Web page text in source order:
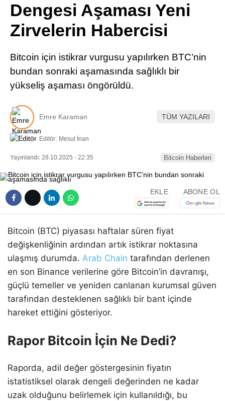
Telegram
Dengesi Aşaması Yeni
Zirvelerin Habercisi
Bitcoin için istikrar vurgusu yapılırken BTC’nin
bundan sonraki aşamasında sağlıklı bir
yükseliş aşaması öngörüldü.
Emre Karaman TÜM YAZILARI
Editör: Mesut İnan
Yayınlandı: 28.10.2025 - 22:35 Bitcoin Haberleri
EKLE ABONE OL
Bitcoin (BTC) piyasası haftalar süren fiyat
değişkenliğinin ardından artık istikrar noktasına
ulaşmış durumda. Arab Chain tarafından derlenen
en son Binance verilerine göre Bitcoin’in davranışı,
güçlü temeller ve yeniden canlanan kurumsal güven
tarafından desteklenen sağlıklı bir bant içinde
hareket ettiğini gösteriyor.
Rapor Bitcoin İçin Ne Dedi?
Raporda, adil değer göstergesinin fiyatın
istatistiksel olarak dengeli değerinden ne kadar
uzak olduğunu belirlemek için kullanıldığı, bu